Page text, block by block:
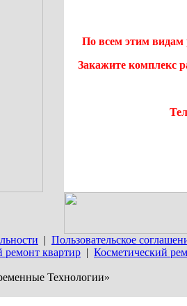
По всем этим видам
Закажите комплекс
| Пользовательское
квартир | Косметический
Технологии»